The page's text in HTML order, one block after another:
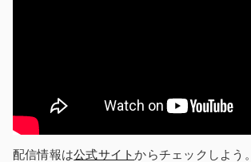
配信情報は公式サイトからチェックしよう。